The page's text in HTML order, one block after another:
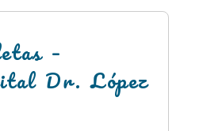
–
Dr. López